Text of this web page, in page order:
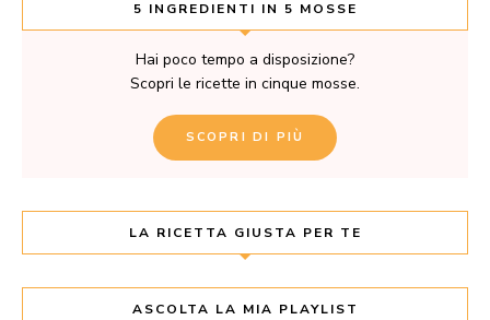
5 INGREDIENTI IN 5 MOSSE
Hai poco tempo a disposizione?
Scopri le ricette in cinque mosse.
SCOPRI DI PIÙ
LA RICETTA GIUSTA PER TE
ASCOLTA LA MIA PLAYLIST